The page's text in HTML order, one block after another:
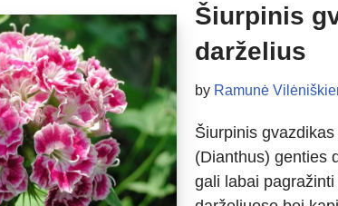
Šiurpinis
darželius
by Ramunė
Šiurpinis
(Dianthus) genties
gali labai